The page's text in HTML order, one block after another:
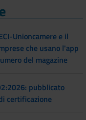
Unioncamere e il
che usano l'app
del magazine
pubblicato
certificazione